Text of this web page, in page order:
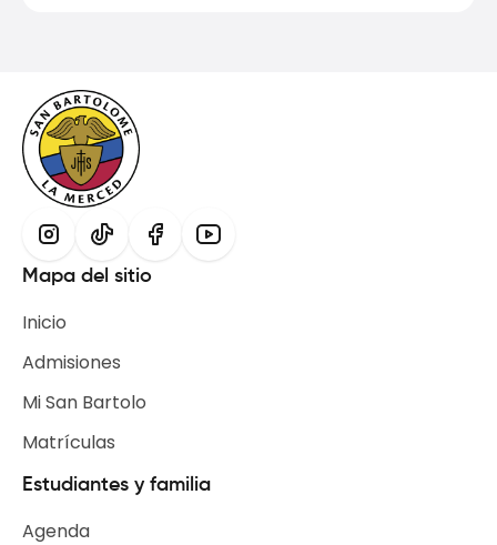
Mapa del sitio
Inicio
Admisiones
Mi San Bartolo
Matrículas
Estudiantes y familia
Agenda